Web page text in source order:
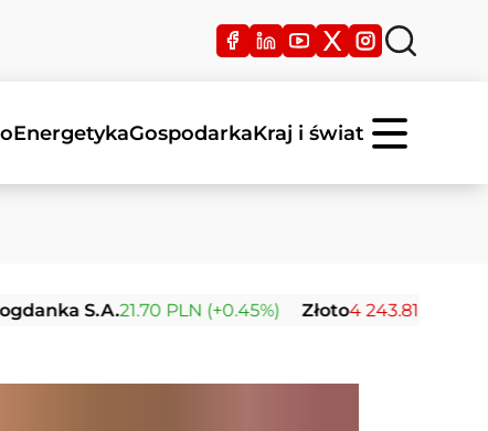
EnergetykaGospodarkaKraj i świat
21.70 PLN (+0.45%) Złoto4 243.81 USD (-0.08%)